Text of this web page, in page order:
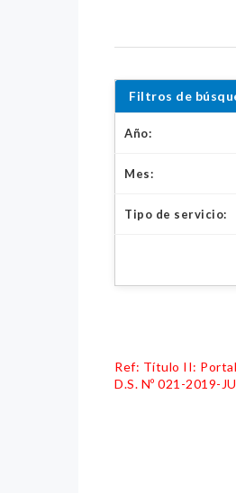
Filtros de
Año:
Mes:
Tipo de servicio:
Ref: Título II: Portal
D.S. Nº 021-2019-